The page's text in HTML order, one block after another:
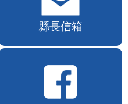
縣長信箱